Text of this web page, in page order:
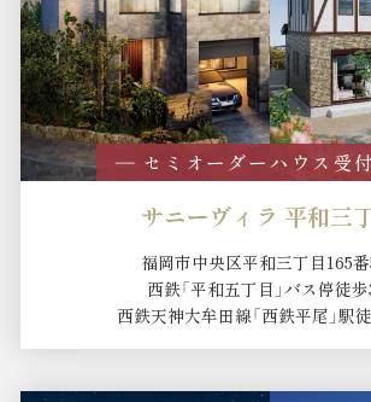
― セミオーダーハウス受
サニーヴィラ 平和三
福岡市中央区平和三丁目165
西鉄「平和五丁目」バス停徒
西鉄天神大牟田線「西鉄平尾」駅